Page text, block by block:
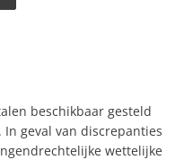
beschikbaar gesteld
geval van discrepanties
wettelijke